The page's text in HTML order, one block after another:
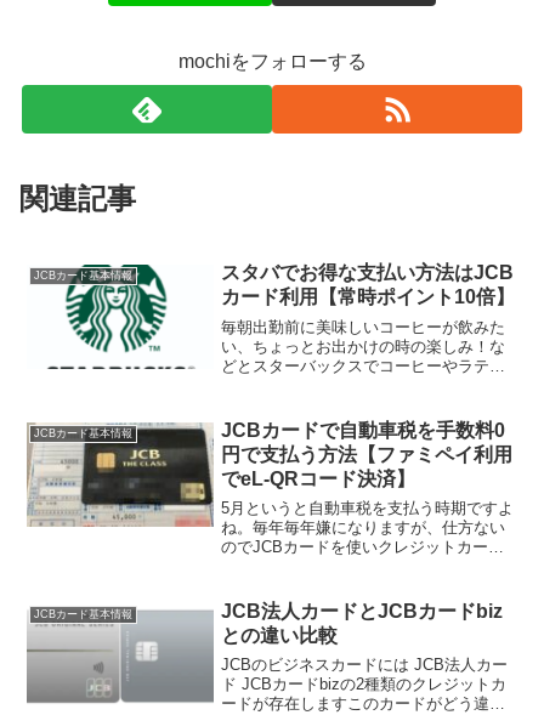
mochiをフォローする
関連記事
JCBカード基本情報
スタバでお得な支払い方法はJCB
カード利用【常時ポイント10倍】
毎朝出勤前に美味しいコーヒーが飲みた
い、ちょっとお出かけの時の楽しみ！な
どとスターバックスでコーヒーやラテや
りしますよね。モチ（@mochinet1）も家
族でお出かけす...
JCBカード基本情報
JCBカードで自動車税を手数料0
円で支払う方法【ファミペイ利用
でeL-QRコード決済】
5月というと自動車税を支払う時期ですよ
ね。毎年毎年嫌になりますが、仕方ない
のでJCBカードを使いクレジットカード
ご紹介します我が家は奥さんの軽自動車
とモチ（@moch...
JCBカード基本情報
JCB法人カードとJCBカードbiz
との違い比較
JCBのビジネスカードには JCB法人カー
ド JCBカードbizの2種類のクレジットカ
ードが存在しますこのカードがどう違う